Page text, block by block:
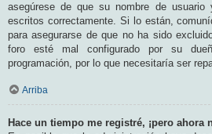
asegúrese de que su nombre de usuario
escritos correctamente. Si lo están,
para asegurarse de que no ha sido
foro esté mal configurado por su
programación, por lo que necesitaría ser
Arriba
Hace un tiempo me registré, ¡pero ahora